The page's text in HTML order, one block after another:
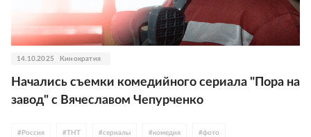
14.10.2025 Кинократия
Начались съемки комедийного сериала "Пора на
завод" с Вячеславом Чепурченко
# Россия #ТНТ #сериалы #комедия #фото